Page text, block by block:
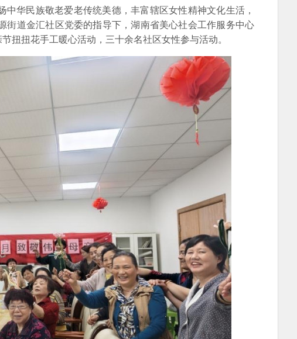
中华民族敬老爱老传统美德，丰富辖区女性精神文化生活，
街道金汇社区党委的指导下，湖南省美心社会工作服务中心
扭扭花手工暖心活动，三十余名社区女性参与活动。